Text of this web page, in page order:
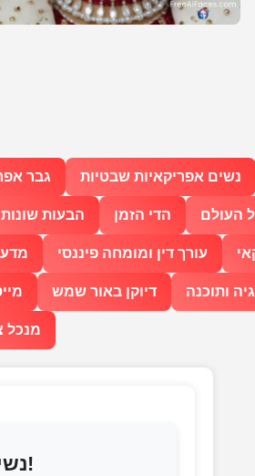
גבר נשים אפריקאיות שבטיות
הבעות שונות הדי הזמן העולם
עורך דין ומומחה פיננסי
דיוקן באור שמש ותוכנה
מנכל
נשים הודיות - יופי מסורתי עם נגיעה מודרנית!